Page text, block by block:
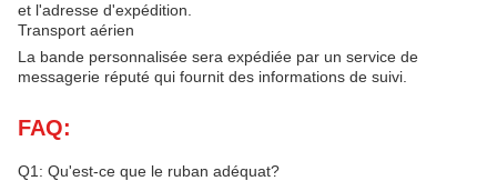
et l'adresse d'expédition.
Transport aérien
La bande personnalisée sera expédiée par un service de
messagerie réputé qui fournit des informations de suivi.
FAQ:
Q1: Qu'est-ce que le ruban adéquat?